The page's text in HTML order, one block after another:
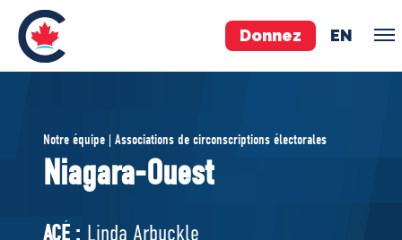
Donnez EN
ÉQUIPE
Pierre Poilievre
Vos députés conservateurs
Cabinet fantôme
Notre équipe | Associations de circonscriptions électorales
Niagara-Ouest
ACÉ : Linda Arbuckle